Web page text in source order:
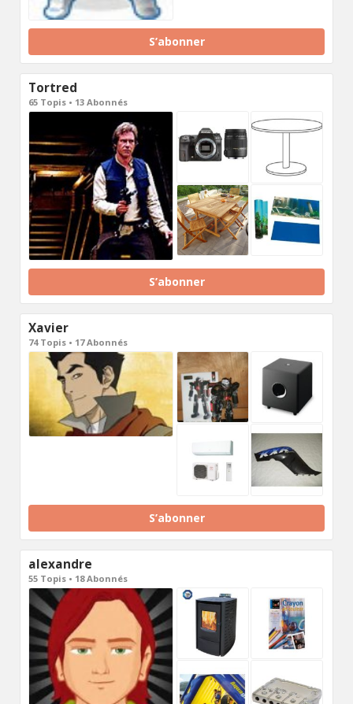
S’abonner
Tortred
65 Topis • 13 Abonnés
S’abonner
Xavier
74 Topis • 17 Abonnés
S’abonner
alexandre
55 Topis • 18 Abonnés